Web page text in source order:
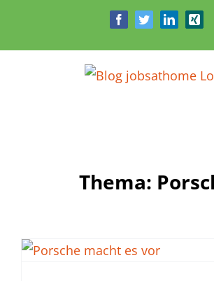
springen
FacebookTwitterLinkedInXing
Thema: